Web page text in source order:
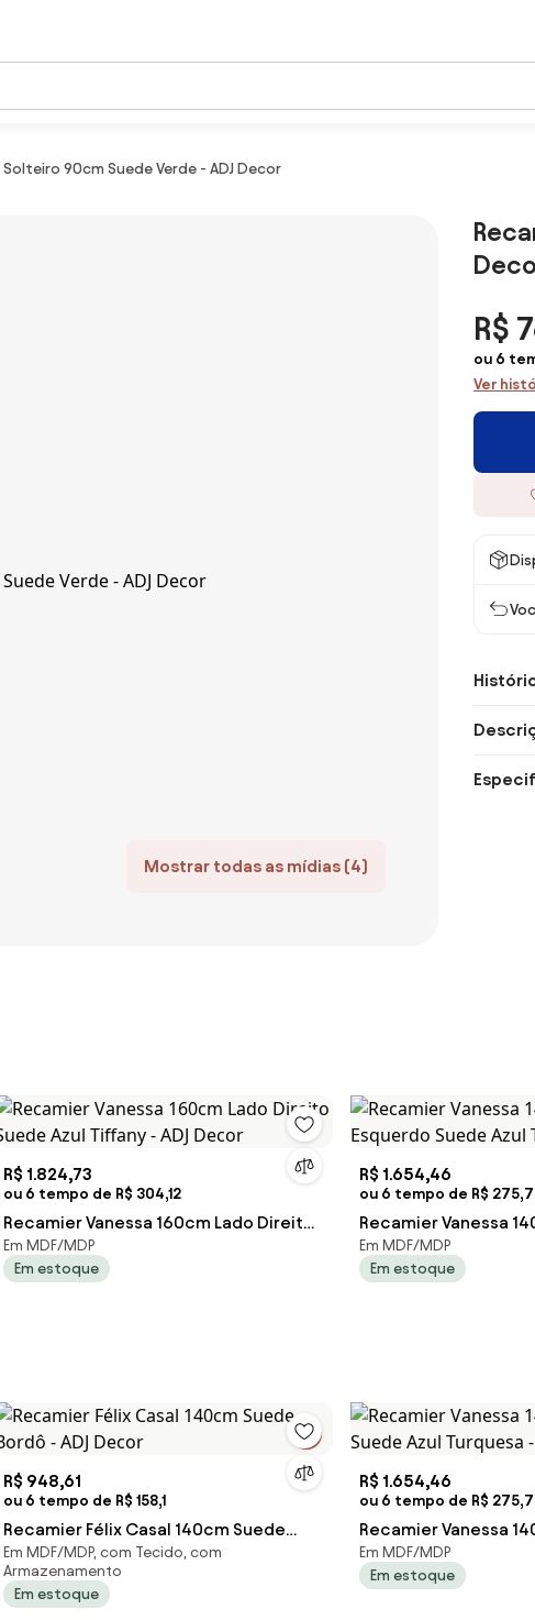
Solteiro 90cm Suede Verde - ADJ Decor
Mostrar todas as mídias (4)
R$
ou 6
Ver
R$ 1.824,73
ou 6 tempo de R$ 304,12
Recamier Vanessa 160cm Lado Direito
Suede Azul Tiffany - ADJ Decor
Em MDF/MDP
Em estoque
R$ 1.654,46
ou 6 tempo de R$
Recamier Vanessa
Esquerdo Suede Azul
Decor
Em MDF/MDP
Em estoque
R$ 948,61
ou 6 tempo de R$ 158,1
Recamier Félix Casal 140cm Suede
Bordô - ADJ Decor
Em MDF/MDP, com Tecido, com
Armazenamento
Em estoque
R$ 1.654,46
ou 6 tempo de R$
Recamier Vanessa
Suede Azul Turquesa
Em MDF/MDP
Em estoque